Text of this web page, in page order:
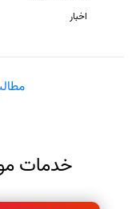
اخبار
خدمات